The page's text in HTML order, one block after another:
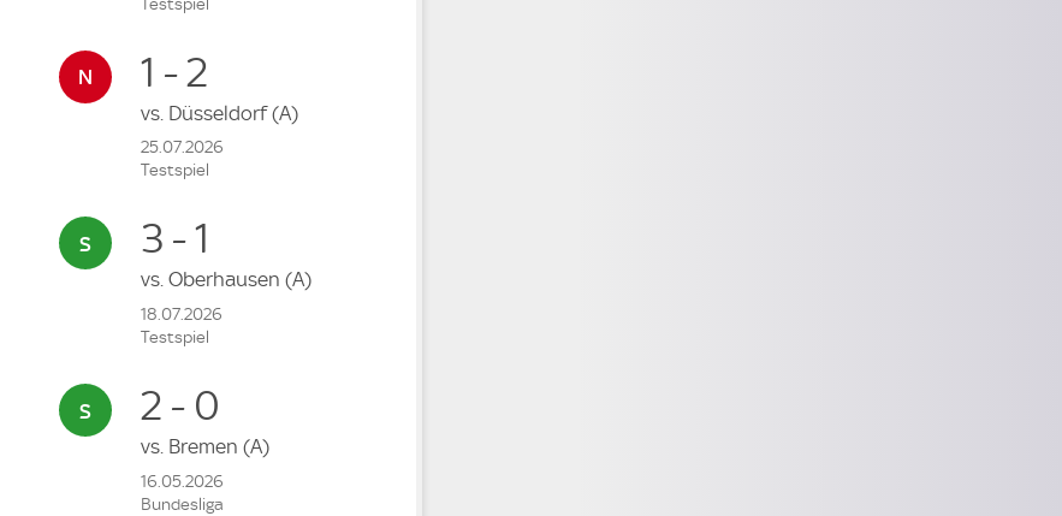
1 - 2
vs. Düsseldorf(A)
25.07.2026
Testspiel
3 - 1
vs. Oberhausen (A)
18.07.2026
Testspiel
2 - 0
vs. Bremen (A)
16.05.2026
Bundesliga